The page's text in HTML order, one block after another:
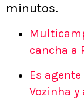
minutos.
cancha a
Es
Vozinha